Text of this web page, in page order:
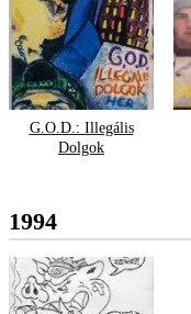
G.O.D.: Illegális
Dolgok
1994